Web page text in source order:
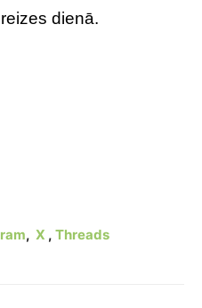
dienā.
, X , Threads